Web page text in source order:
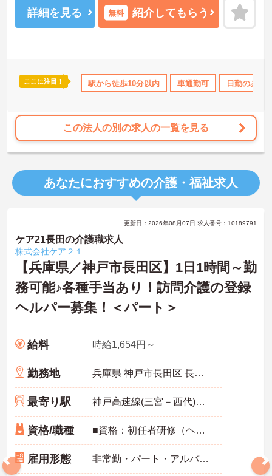
産休･育休･介護休暇取得実績あり 交通費支給
詳細を見る 無料 紹介してもらう
ここに注目！ 駅から徒歩10分以内 車通勤可 日勤のみ
この法人の別の求人の一覧を見る
あなたにおすすめの介護・福祉求人
更新日：2026年08月07日 求人番号：10189791
ケア21長田の介護職求人
株式会社ケア２１
【兵庫県／神戸市長田区】1日1時間～勤
務可能♪各種手当あり！訪問介護の登録
ヘルパー募集！＜パート＞
給料 時給1,654円～
勤務地 兵庫県 神戸市長田区 長田町5-3-6 神戸スカイタワー2F
最寄り駅 神戸高速線(三宮－西代)「高速長田駅」徒歩9分
資格/職種 ■資格：初任者研修（ヘルパー2級）以上必須 ■経験：不問 未経験歓迎
雇用形態 非常勤・パート・アルバイト